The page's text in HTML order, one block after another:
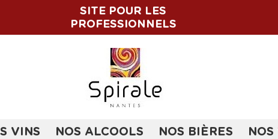
SITE POUR LES
PROFESSIONNELS
VINS NOS ALCOOLS NOS BIÈRES